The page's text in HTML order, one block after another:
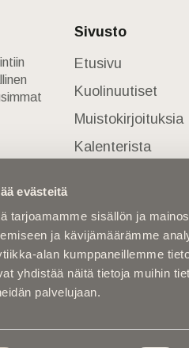
evästeitä
tarjoamamme sisällön ja
ja kävijämäärämme
alan kumppaneillemme
yhdistää näitä tietoja muihin
palvelujaan.
Sivusto
Etusivu
Kuolinuutiset
Muistokirjoituksia
Kalenterista
Kuolleita